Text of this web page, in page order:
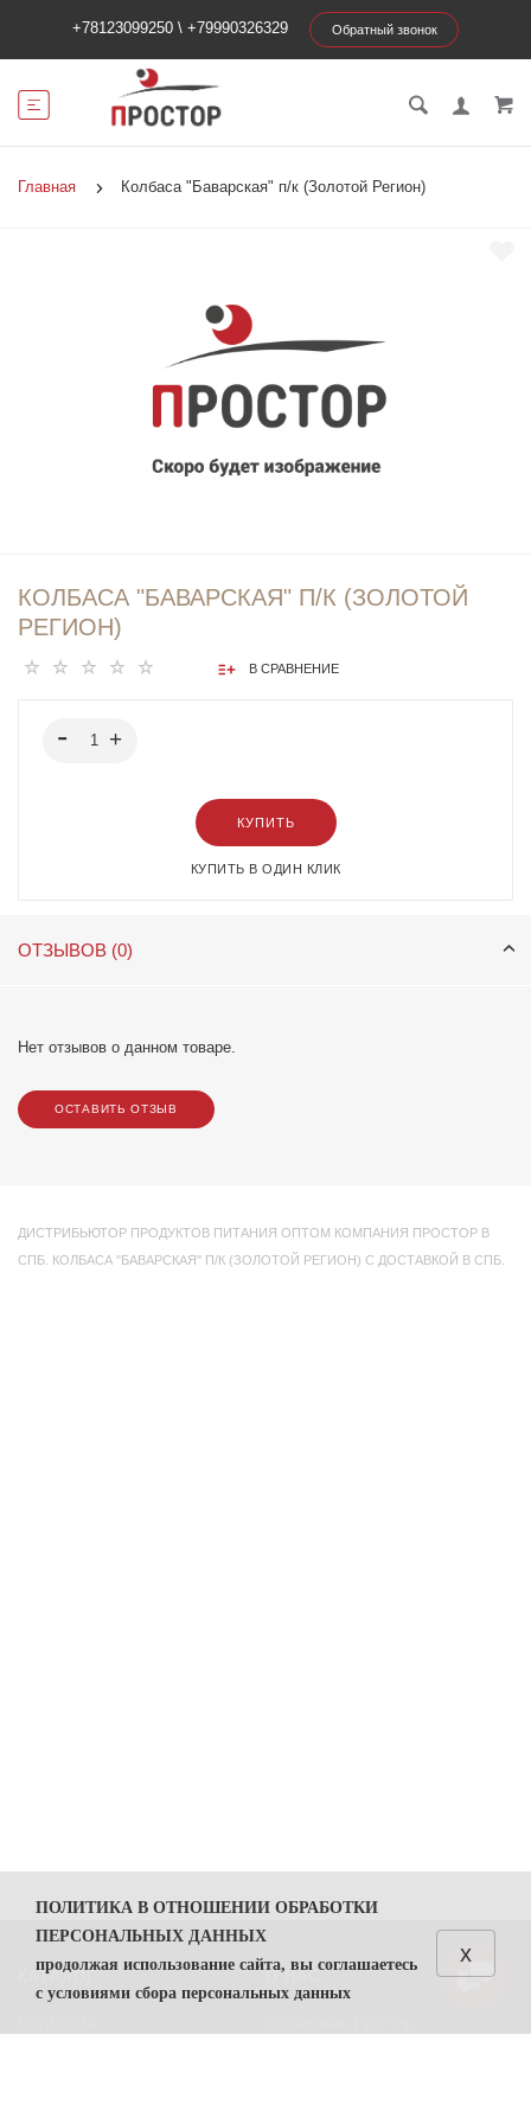
+78123099250 \ +79990326329 Обратный звонок
Главная Колбаса "Баварская" п/к (Золотой Регион)
КОЛБАСА "БАВАРСКАЯ" П/К (ЗОЛОТОЙ
РЕГИОН)
В СРАВНЕНИЕ
КУПИТЬ
КУПИТЬ В ОДИН КЛИК
ОТЗЫВОВ (0)
Нет отзывов о данном товаре.
ОСТАВИТЬ ОТЗЫВ
ДИСТРИБЬЮТОР ПРОДУКТОВ ПИТАНИЯ ОПТОМ КОМПАНИЯ ПРОСТОР В
СПБ. КОЛБАСА "БАВАРСКАЯ" П/К (ЗОЛОТОЙ РЕГИОН) С ДОСТАВКОЙ В СПБ.
КАТАЛОГ О НАС
ПОЛИТИКА В ОТНОШЕНИИ ОБРАБОТКИ
ПЕРСОНАЛЬНЫХ ДАННЫХ
продолжая использование сайта, вы соглашаетесь
с условиями сбора персональных данных
x